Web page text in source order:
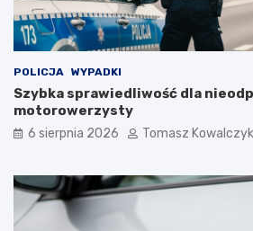
POLICJA WYPADKI
Szybka sprawiedliwość dla
motorowerzysty
6 sierpnia 2026 Tomasz Kowalczyk